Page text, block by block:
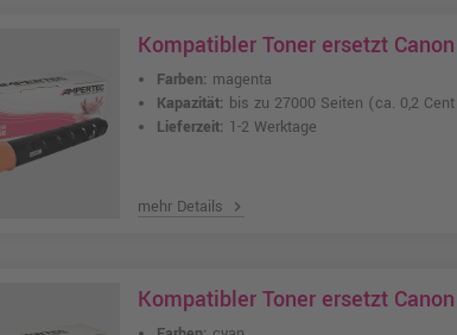
Kompatibler Toner ersetzt
Farben: magenta
Kapazität: bis zu 27000 Seiten (ca. 0,2
Lieferzeit: 1-2 Werktage
mehr Details chevron_right
Kompatibler Toner ersetzt